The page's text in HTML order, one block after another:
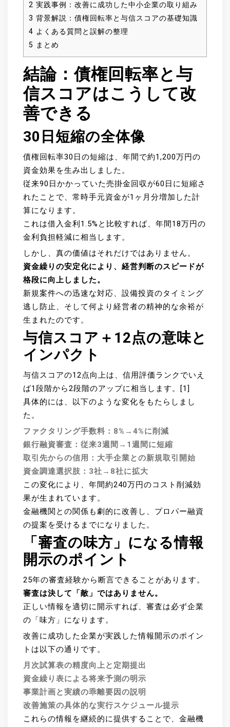
2 実践事例：改善に成功した中小企業の取り組み
3 背景解説：債権回転率と与信スコアの基礎知識
4 よくある質問と誤解の整理
5 まとめ
結論：債権回転率と与
信スコアはこうして改
善できる
30日短縮の全体像
債権回転率30日の短縮は、年間で約1,200万円の
資金効果を生み出しました。
従来90日かかっていた売掛金回収が60日に短縮さ
れたことで、常時手元資金が1ヶ月分増加した計
算になります。
これは借入金利1.5%と比較すれば、年間18万円の
金利負担軽減に相当します。
しかし、真の価値はそれだけではありません。
資金繰りの安定化により、経営判断のスピードが
格段に向上しました。
新規案件への迅速な対応、設備投資のタイミング
逃し防止、そして何より経営者の精神的な余裕が
生まれたのです。
与信スコア＋12点の意味と
インパクト
与信スコアの12点向上は、信用評価ランクでいえ
ば1段階から2段階のアップに相当します。[1]
具体的には、以下のような変化をもたらしまし
た。
ファクタリング手数料：8%→4%に削減
銀行融資審査：従来3週間→1週間に短縮
取引先からの信用：大手企業との新規取引開始
資金調達選択肢：3社→8社に拡大
この変化により、年間約240万円のコスト削減効
果が生まれています。
金融機関との関係も劇的に改善し、プロパー融資
の提案を受けるまでになりました。
「審査の味方」になる情報
開示のポイント
25年の審査経験から断言できることがあります。
審査は決して「敵」ではありません。
正しい情報を適切に開示すれば、審査は必ず企業
の「味方」になります。
改善に成功した企業が実践した情報開示のポイン
トは以下の通りです。
月次試算表の精度向上と定期提出
資金繰り表による将来予測の明示
事業計画と実績の乖離要因の説明
改善施策の具体的な実行スケジュール提示
これらの情報を継続的に提供することで、金融機